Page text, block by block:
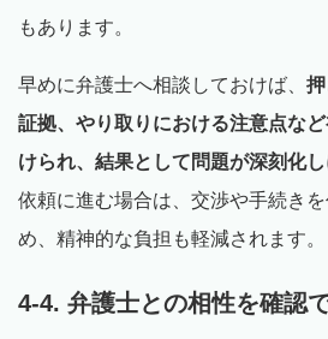
もあります。
早めに弁護士へ相談しておけば、
証拠、やり取りにおける注意点な
けられ、結果として問題が深刻化
依頼に進む場合は、交渉や手続き
め、精神的な負担も軽減されます。
4-4. 弁護士との相性を確認